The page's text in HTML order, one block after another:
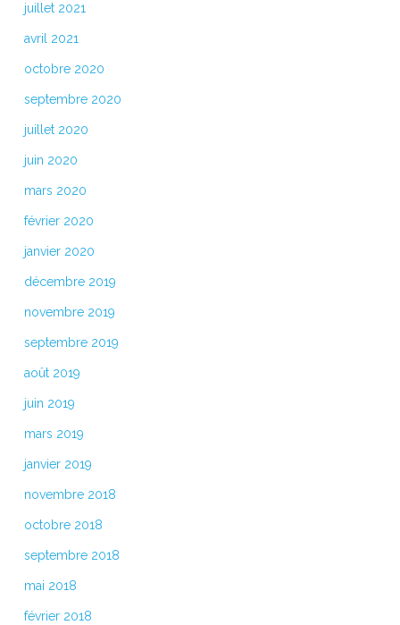
juillet 2021
avril 2021
octobre 2020
septembre 2020
juillet 2020
juin 2020
mars 2020
février 2020
janvier 2020
décembre 2019
novembre 2019
septembre 2019
août 2019
juin 2019
mars 2019
janvier 2019
novembre 2018
octobre 2018
septembre 2018
mai 2018
février 2018